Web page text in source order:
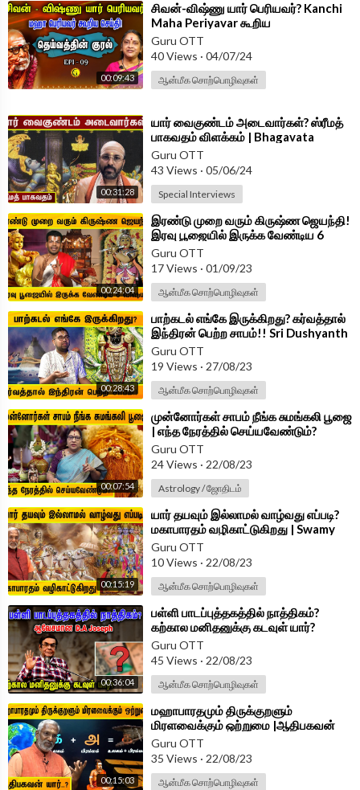
00:09:43
⁣சிவன்-விஷ்ணு யார் பெரியவர்? Kanchi
Maha Periyavar கூறிய
செய்தி!Deivathin Kural by Dr Sudha
Seshayyan
Guru OTT
40 Views · 04/07/24
ஆன்மீக சொற்பொழிவுகள்
00:31:28
⁣யார் வைகுண்டம் அடைவார்கள்? ஸ்ரீமத்
பாகவதம் விளக்கம் | Bhagavata
Purana | Damodhara Deekshitar
Guru OTT
43 Views · 05/06/24
Special Interviews
00:24:04
⁣இரண்டு முறை வரும் கிருஷ்ண ஜெயந்தி!
இரவு பூஜையில் இருக்க வேண்டிய 6
விஷயம்?! | Krishna Jayanthi Poojai
Guru OTT
17 Views · 01/09/23
ஆன்மீக சொற்பொழிவுகள்
00:28:43
⁣பாற்கடல் எங்கே இருக்கிறது? கர்வத்தால்
இந்திரன் பெற்ற சாபம்!! Sri Dushyanth
Sridhar Speech
Guru OTT
19 Views · 27/08/23
ஆன்மீக சொற்பொழிவுகள்
00:07:54
⁣முன்னோர்கள் சாபம் நீங்க சுமங்கலி பூஜை
| எந்த நேரத்தில் செய்யவேண்டும்?
Astrologer Bharathi Sridhar
Guru OTT
24 Views · 22/08/23
Astrology / ஜோதிடம்
00:15:19
⁣யார் தயவும் இல்லாமல் வாழ்வது எப்படி?
மகாபாரதம் வழிகாட்டுகிறது | Swamy
Ramakrishnananda on Sanatana
Guru OTT
10 Views · 22/08/23
ஆன்மீக சொற்பொழிவுகள்
00:36:04
⁣பள்ளி பாடப்புத்தகத்தில் நாத்திகம்?
கற்கால மனிதனுக்கு கடவுள் யார்?
ஆவேசமான D A Joseph
Guru OTT
45 Views · 22/08/23
ஆன்மீக சொற்பொழிவுகள்
00:15:03
⁣மஹாபாரதமும் திருக்குறளும்
மிரளவைக்கும் ஒற்றுமை |ஆதிபகவன்
யார்? Swamy Ramakrishnananda on
Thirukkural
Guru OTT
35 Views · 22/08/23
ஆன்மீக சொற்பொழிவுகள்